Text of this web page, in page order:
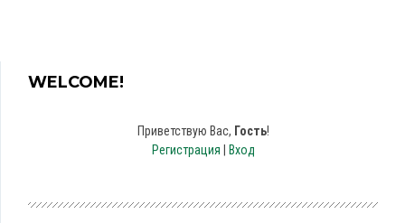
WELCOME!
Приветствую Вас, Гость!
Регистрация
Вход